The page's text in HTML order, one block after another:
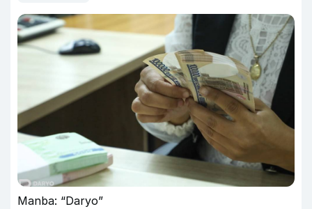
Manba: “Daryo”